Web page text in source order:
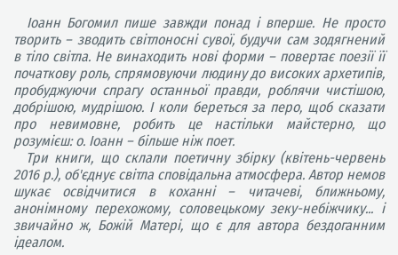
Іоанн Богомил пише завжди понад і вперше. Не просто
творить – зводить світлоносні сувої, будучи сам зодягнений
в тіло світла. Не винаходить нові форми – повертає поезії її
початкову роль, спрямовуючи людину до високих архетипів,
пробуджуючи спрагу останньої правди, роблячи чистішою,
добрішою, мудрішою. І коли береться за перо, щоб сказати
про невимовне, робить це настільки майстерно, що
розумієш: о. Іоанн – більше ніж поет.
Три книги, що склали поетичну збірку (квітень-червень
2016 р.), об'єднує світла сповідальна атмосфера. Автор немов
шукає освідчитися в коханні – читачеві, ближньому,
анонімному перехожому, соловецькому зеку-небіжчику... і
звичайно ж, Божій Матері, що є для автора бездоганним
ідеалом.